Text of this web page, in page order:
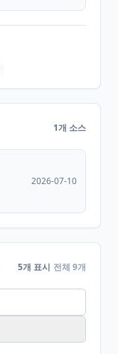
1개 소스
2026-07-10
5개 표시 전체 9개